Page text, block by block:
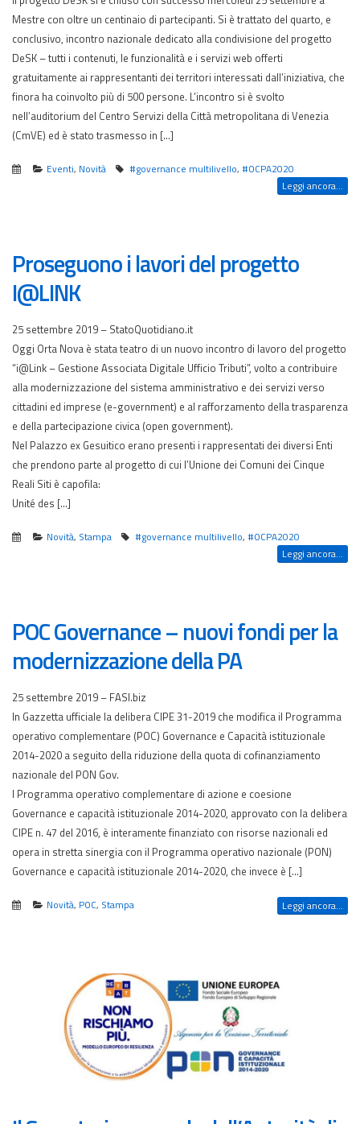
Mestre con oltre un centinaio di partecipanti. Si è trattato del quarto, e
conclusivo, incontro nazionale dedicato alla condivisione del progetto
DeSK – tutti i contenuti, le funzionalità e i servizi web offerti
gratuitamente ai rappresentanti dei territori interessati dall’iniziativa, che
finora ha coinvolto più di 500 persone. L’incontro si è svolto
nell’auditorium del Centro Servizi della Città metropolitana di Venezia
(CmVE) ed è stato trasmesso in […]
Eventi, Novità #governance multilivello,#OCPA2020
Leggi ancora...
Proseguono i lavori del progetto
I@LINK
25 settembre 2019 – StatoQuotidiano.it
Oggi Orta Nova è stata teatro di un nuovo incontro di lavoro del progetto
“i@Link – Gestione Associata Digitale Ufficio Tributi”, volto a contribuire
alla modernizzazione del sistema amministrativo e dei servizi verso
cittadini ed imprese (e-government) e al rafforzamento della trasparenza
e della partecipazione civica (open government).
Nel Palazzo ex Gesuitico erano presenti i rappresentati dei diversi Enti
che prendono parte al progetto di cui l’Unione dei Comuni dei Cinque
Reali Siti è capofila:
Unité des […]
Novità, Stampa #governance multilivello,#OCPA2020
Leggi ancora...
POC Governance – nuovi fondi per la
modernizzazione della PA
25 settembre 2019 – FASI.biz
In Gazzetta ufficiale la delibera CIPE 31-2019 che modifica il Programma
operativo complementare (POC) Governance e Capacità istituzionale
2014-2020 a seguito della riduzione della quota di cofinanziamento
nazionale del PON Gov.
l Programma operativo complementare di azione e coesione
Governance e capacità istituzionale 2014-2020, approvato con la delibera
CIPE n. 47 del 2016, è interamente finanziato con risorse nazionali ed
opera in stretta sinergia con il Programma operativo nazionale (PON)
Governance e capacità istituzionale 2014-2020, che invece è […]
Novità, POC, Stampa Leggi ancora...